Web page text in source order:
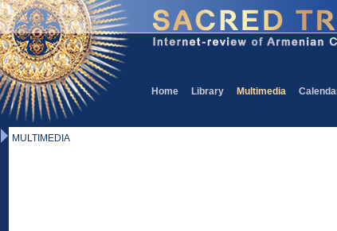
Home Library Multimedia
MULTIMEDIA